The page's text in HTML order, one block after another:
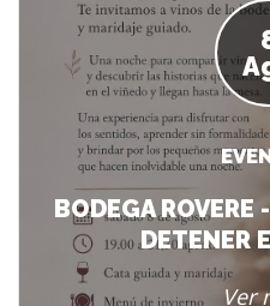
BODEGA ROVERE
DETENER
Ver